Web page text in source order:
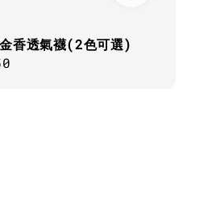
香透氣襪(2色可選)